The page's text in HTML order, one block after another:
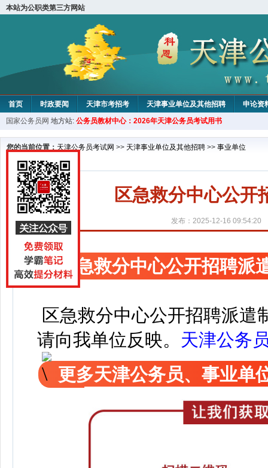
本站为公职类第三方网站
首页 时政要闻 天津市考招考 天津事业单位及其他招聘 申论资
教材中心
国家公务员网 地方站: 公务员教材中心：2026年天津公务员考试用书
您的当前位置： 天津公务员考试网 >> 天津事业单位及其他招聘 >> 事业单位
区急救分中心公开
发布：2025-12-16 09:54:20
区急救分中心公开招聘派
区急救分中心公开招聘派遣
请向我单位反映。 天津公务
更多天津公务员、事业单